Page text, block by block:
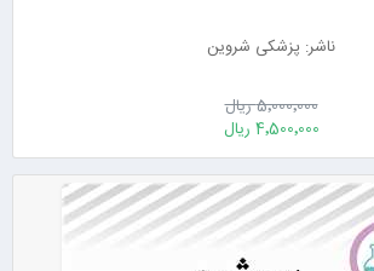
ناشر: پزشکی شروین
5٬000٬000 ریال
4٬500٬000 ریال